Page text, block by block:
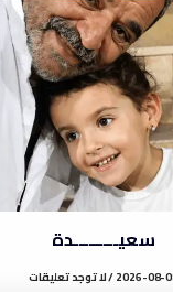
سعيـــــــــدة
2026- لا توجد تعليقات